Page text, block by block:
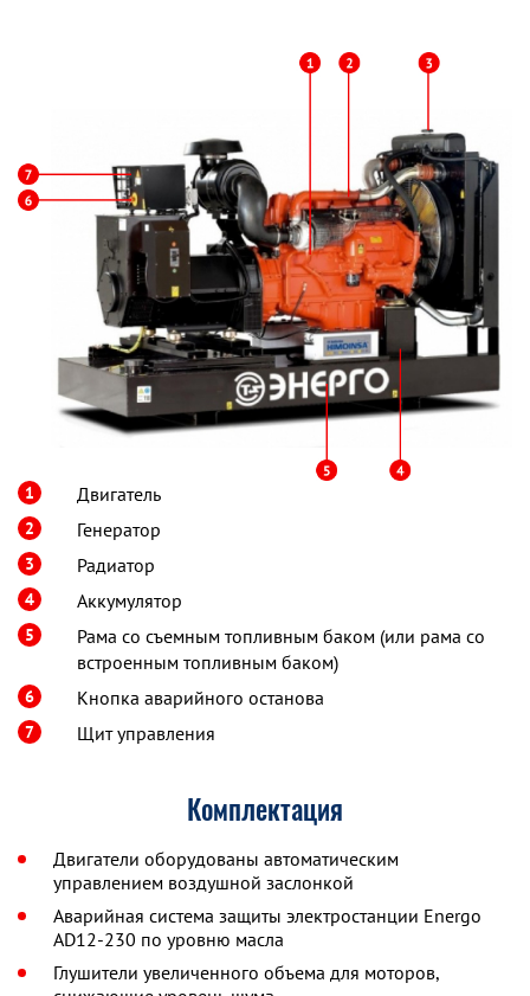
1 Двигатель
2 Генератор
3 Радиатор
4 Аккумулятор
5
Рама со съемным топливным баком (или рама со
встроенным топливным баком)
6 Кнопка аварийного останова
7 Щит управления
Комплектация
Двигатели оборудованы автоматическим
управлением воздушной заслонкой
Аварийная система защиты электростанции Energo
AD12-230 по уровню масла
Глушители увеличенного объема для моторов,